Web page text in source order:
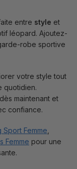
entre style et
léopard. Ajoutez-
robe sportive
votre style tout
quotidien.
maintenant et
confiance.
Sport Femme,
Femme pour une